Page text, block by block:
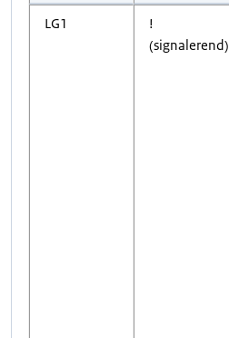
LG1
!
(signalerend)